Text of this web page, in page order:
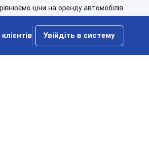
ціни на оренду автомобілів
Увійдіть в систему